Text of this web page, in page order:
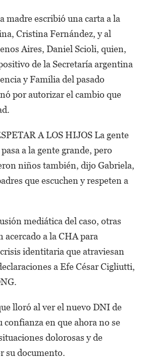
madre escribió una carta a la
Cristina Fernández, y al
Aires, Daniel Scioli, quien,
de la Secretaría argentina
y Familia del pasado
por autorizar el cambio que
A LOS HIJOS La gente
a la gente grande, pero
niños también, dijo Gabriela,
que escuchen y respeten a
mediática del caso, otras
acercado a la CHA para
identitaria que atraviesan
a Efe César Cigliutti,
lloró al ver el nuevo DNI de
confianza en que ahora no se
dolorosas y de
su documento.